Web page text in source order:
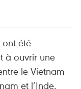
ont été
à ouvrir une
le Vietnam
et l’Inde.